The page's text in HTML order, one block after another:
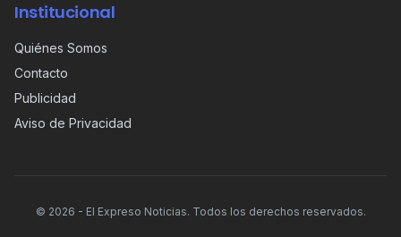
Institucional
Quiénes Somos
Contacto
Publicidad
Aviso de Privacidad
© 2026 - El Expreso Noticias. Todos los derechos reservados.